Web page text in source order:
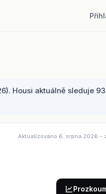
Housi aktuálně sleduje
Aktualizováno 6. srpna 2026 -